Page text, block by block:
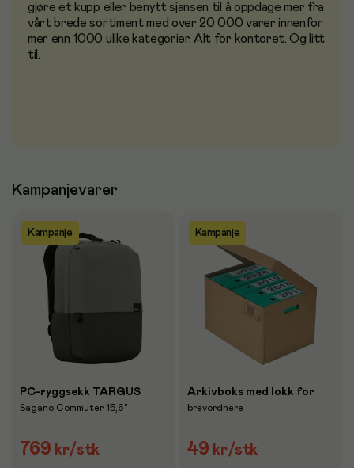
gjøre et kupp eller benytt sjansen til å oppdage mer fra
vårt brede sortiment med over 20 000 varer innenfor
mer enn 1000 ulike kategorier. Alt for kontoret. Og litt
til.
Kampanjevarer
Kampanje
PC-ryggsekk TARGUS
Sagano Commuter 15,6"
769 kr/stk
Kampanje
Arkivboks med lokk for
brevordnere
49 kr/stk